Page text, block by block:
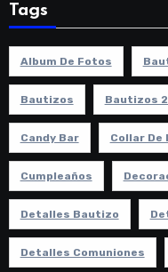
Tags
Album De Fotos
Bautizos Bautizos
Candy Bar Collar De
Cumpleaños
Detalles Bautizo
Detalles Comuniones